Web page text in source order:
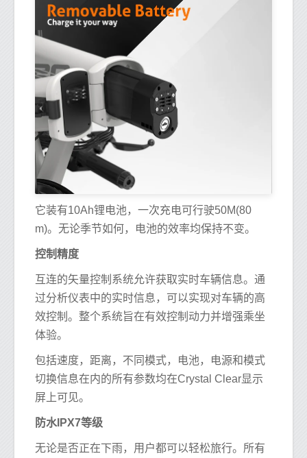
它装有10Ah锂电池，一次充电可行驶50M(80
m)。无论季节如何，电池的效率均保持不变。
控制精度
互连的矢量控制系统允许获取实时车辆信息。通
过分析仪表中的实时信息，可以实现对车辆的高
效控制。整个系统旨在有效控制动力并增强乘坐
体验。
包括速度，距离，不同模式，电池，电源和模式
切换信息在内的所有参数均在Crystal Clear显示
屏上可见。
防水IPX7等级
无论是否正在下雨，用户都可以轻松旅行。所有